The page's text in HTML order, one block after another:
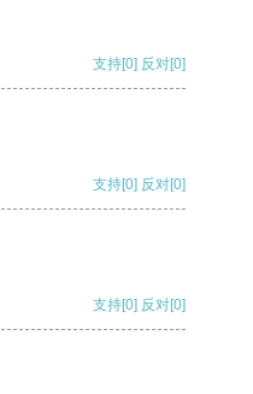
支持[0] 反对[0]
支持[0] 反对[0]
支持[0] 反对[0]